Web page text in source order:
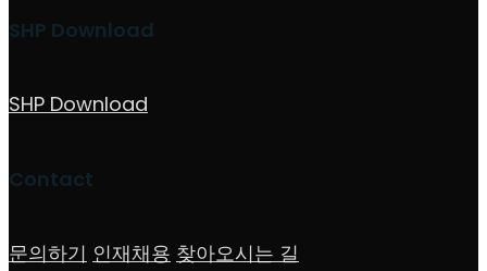
SHP Download
SHP Download
Contact
문의하기 인재채용 찾아오시는 길